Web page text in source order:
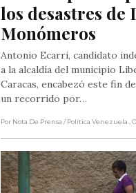
los desastres de
Monómeros
Antonio Ecarri, candidato
a la alcaldía del municipio
Caracas, encabezó este fin
un recorrido por…
Por Nota De Prensa / Política Venezuela ,